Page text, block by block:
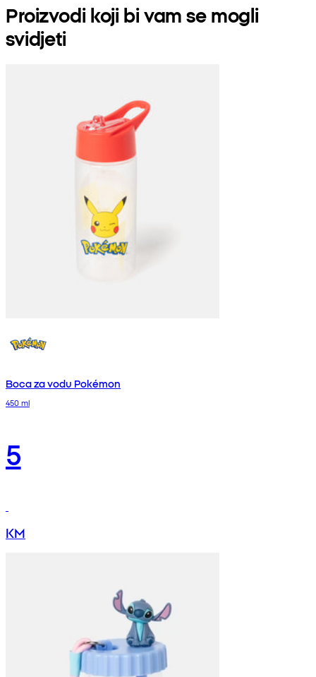
Proizvodi koji bi vam se mogli
svidjeti
Boca za vodu Pokémon
450 ml
5
KM